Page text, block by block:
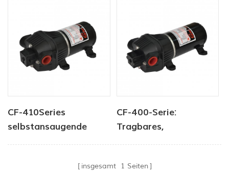
CF-410Series
selbstansaugende
Wasserpumpmaschine
CF-400-Serie:
Tragbares,
Spülsystem mit
insgesamt 1 Seiten